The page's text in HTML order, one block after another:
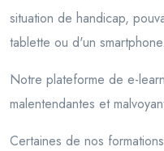
situation de handicap,
tablette ou d'un smartphone.
Notre plateforme de e-
malentendantes et
Certaines de nos